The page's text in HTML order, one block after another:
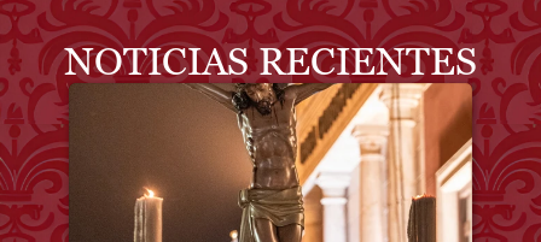
NOTICIAS RECIENTES